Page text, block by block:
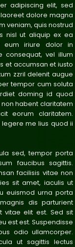
adipiscing elit, sed
dolore magna
veniam, quis nostrud
nisl ut aliquip ex ea
eum iriure dolor in
consequat, vel illum
et accumsan et iusto
zzril delenit augue
tempor cum soluta
doming id quod
habent claritatem
eorum claritatem.
me lius quod ii
sed, tempor porta
faucibus sagittis.
facilisis vitae non
sit amet, iaculis ut
euismod urna porta
dis parturient
vitae elit est. Sed sit
est est. Suspendisse
odio ullamcorper.
ut sagittis lectus